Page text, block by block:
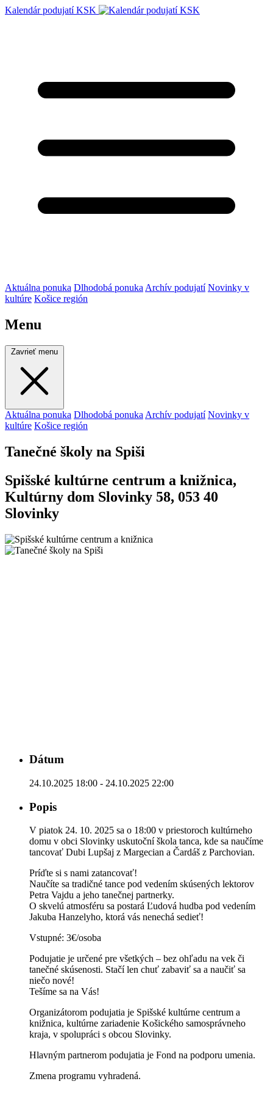
Kalendár podujatí KSK
Aktuálna ponuka Dlhodobá ponuka Archív podujatí Novinky v
kultúre Košice región
Menu
Zavrieť menu
Aktuálna ponuka Dlhodobá ponuka Archív podujatí Novinky v
kultúre Košice región
Tanečné školy na Spiši
Spišské kultúrne centrum a knižnica,
Kultúrny dom Slovinky 58, 053 40
Slovinky
Dátum
24.10.2025 18:00 - 24.10.2025 22:00
Popis
V piatok 24. 10. 2025 sa o 18:00 v priestoroch kultúrneho
domu v obci Slovinky uskutoční škola tanca, kde sa naučíme
tancovať Dubi Lupšaj z Margecian a Čardáš z Parchovian.
Príďte si s nami zatancovať!
Naučíte sa tradičné tance pod vedením skúsených lektorov
Petra Vajdu a jeho tanečnej partnerky.
O skvelú atmosféru sa postará Ľudová hudba pod vedením
Jakuba Hanzelyho, ktorá vás nenechá sedieť!
Vstupné: 3€/osoba
Podujatie je určené pre všetkých – bez ohľadu na vek či
tanečné skúsenosti. Stačí len chuť zabaviť sa a naučiť sa
niečo nové!
Tešíme sa na Vás!
Organizátorom podujatia je Spišské kultúrne centrum a
knižnica, kultúrne zariadenie Košického samosprávneho
kraja, v spolupráci s obcou Slovinky.
Hlavným partnerom podujatia je Fond na podporu umenia.
Zmena programu vyhradená.